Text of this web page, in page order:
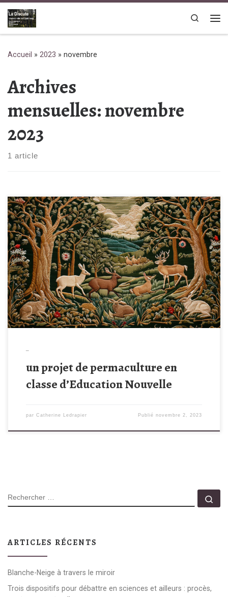
Passer au contenu
Search
Accueil » 2023 » novembre
Archives
mensuelles:novembre
2023
1 article
Projet permaculture
un projet de permaculture en
classe d’Education Nouvelle
par Catherine Ledrapier Publiénovembre 2, 2023
RECHERCHER
ARTICLES RÉCENTS
Blanche-Neige à travers le miroir
Trois dispositifs pour débattre en sciences et ailleurs : procès,